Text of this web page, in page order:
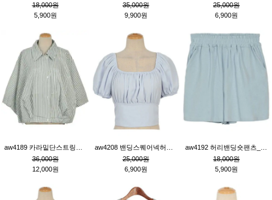
18,000원
5,900원
35,000원
9,900원
25,000원
6,900원
36,000원
12,000원
25,000원
6,900원
18,000원
5,900원